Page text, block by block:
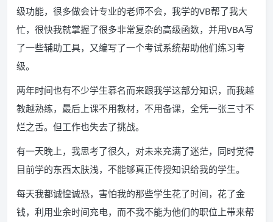
级功能，很多做会计专业的老师不会，我学的VB帮了我大
忙，很快我就掌握了很多非常复杂的高级函数，并用VBA写
了一些辅助工具，又编写了一个考试系统帮助他们练习考
级。
两年时间也有不少学生慕名而来跟我学这部分知识，而我越
教越熟练，最后上课不用教材，不用备课，全凭一张三寸不
烂之舌。但工作也失去了挑战。
有一天晚上，我思考了很久，对未来充满了迷茫，同时觉得
目前学的东西太肤浅，不能够真正传授知识给我的学生。
每天我都诚惶诚恐，害怕我的那些学生花了时间，花了金
钱，利用业余时间充电，而不我不能为他们的职位上带来帮